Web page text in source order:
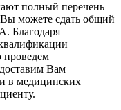
полный перечень
Вы можете сдать общий
Благодаря
проведем
Вам
в медицинских